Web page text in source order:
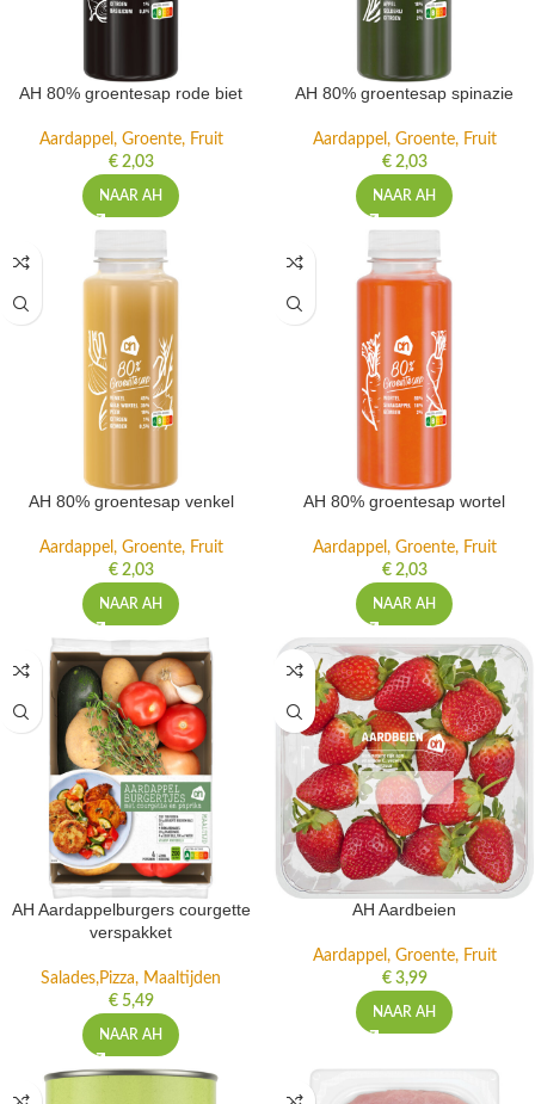
AH 80% groentesap rode biet
Aardappel, Groente, Fruit
€2,03
NAAR AH
AH 80% groentesap spinazie
Aardappel, Groente, Fruit
€2,03
NAAR AH
AH 80% groentesap venkel
Aardappel, Groente, Fruit
€2,03
NAAR AH
AH 80% groentesap wortel
Aardappel, Groente, Fruit
€2,03
NAAR AH
AH Aardappelburgers courgette
verspakket
Salades,Pizza, Maaltijden
€5,49
NAAR AH
AH Aardbeien
Aardappel, Groente, Fruit
€3,99
NAAR AH